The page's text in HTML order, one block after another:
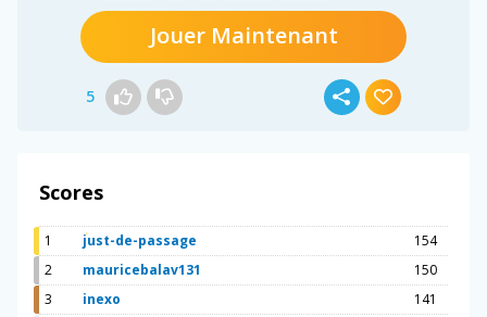
Jouer Maintenant
5
Scores
1 just-de-passage
154
2
mauricebalav131
150
3
inexo
141